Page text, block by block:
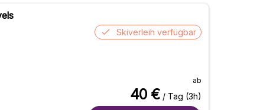
Skiverleih verfügbar
ab
40 € / Tag (3h)